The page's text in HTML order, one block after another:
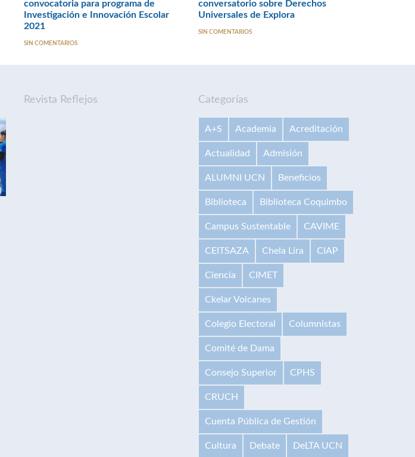
convocatoria para programa de
Investigación e Innovación Escolar
2021
SIN COMENTARIOS
conversatorio sobre Derechos
Universales de Explora
SIN COMENTARIOS
Revista Reflejos Categorías
A+S Academia Acreditación
Actualidad Admisión
ALUMNI UCN Beneficios
Biblioteca Biblioteca Coquimbo
Campus Sustentable CAVIME
CEITSAZA Chela Lira CIAP
Ciencia CIMET
Ckelar Volcanes
Colegio Electoral Columnistas
Comité de Dama
Consejo Superior CPHS
CRUCH
Cuenta Pública de Gestión
Cultura Debate DeLTA UCN